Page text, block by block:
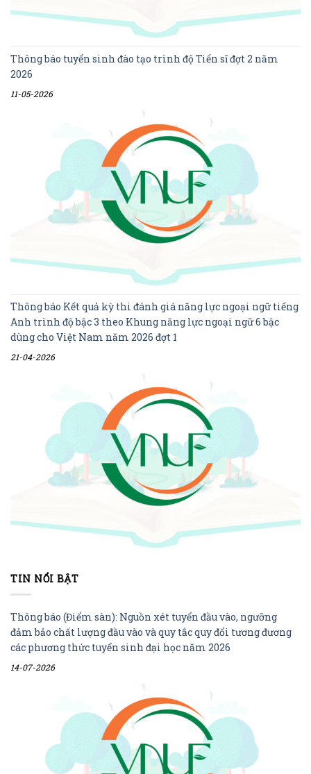
Thông báo tuyển sinh đào tạo trình độ Tiến sĩ đợt 2 năm
2026
11-05-2026
Thông báo Kết quả kỳ thi đánh giá năng lực ngoại ngữ tiếng
Anh trình độ bậc 3 theo Khung năng lực ngoại ngữ 6 bậc
dùng cho Việt Nam năm 2026 đợt 1
21-04-2026
TIN NỔI BẬT
Thông báo (Điểm sàn): Nguồn xét tuyển đầu vào, ngưỡng
đảm bảo chất lượng đầu vào và quy tắc quy đổi tương đương
các phương thức tuyển sinh đại học năm 2026
14-07-2026